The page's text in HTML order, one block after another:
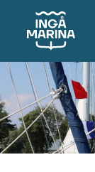
innehåll